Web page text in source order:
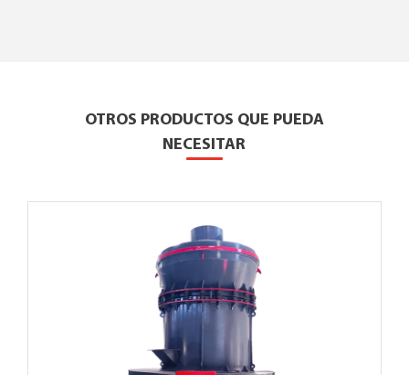
OTROS PRODUCTOS QUE PUEDA
NECESITAR